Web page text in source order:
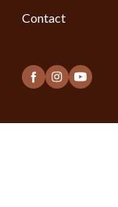
Contact